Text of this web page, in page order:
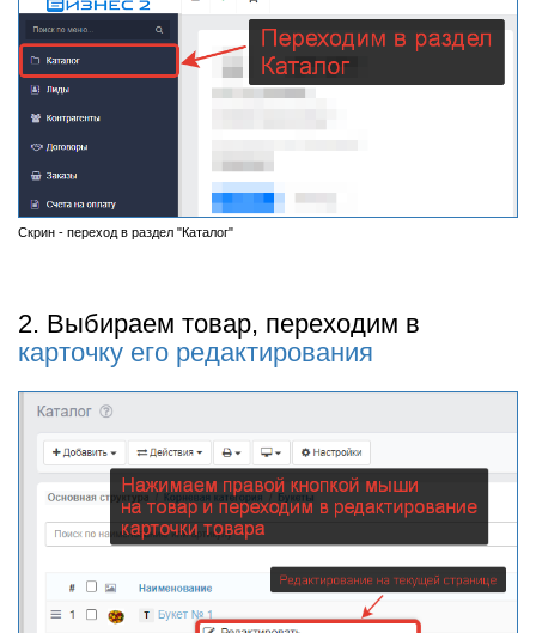
Скрин - переход в раздел "Каталог"
2. Выбираем товар, переходим в
карточку его редактирования